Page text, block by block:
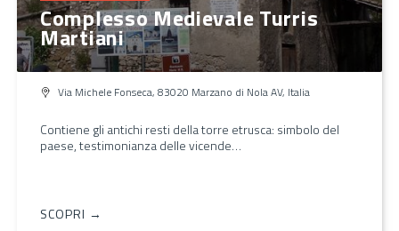
Complesso Medievale Turris
Martiani
Via Michele Fonseca, 83020 Marzano di Nola AV, Italia
Contiene gli antichi resti della torre etrusca: simbolo del
paese, testimonianza delle vicende…
SCOPRI →